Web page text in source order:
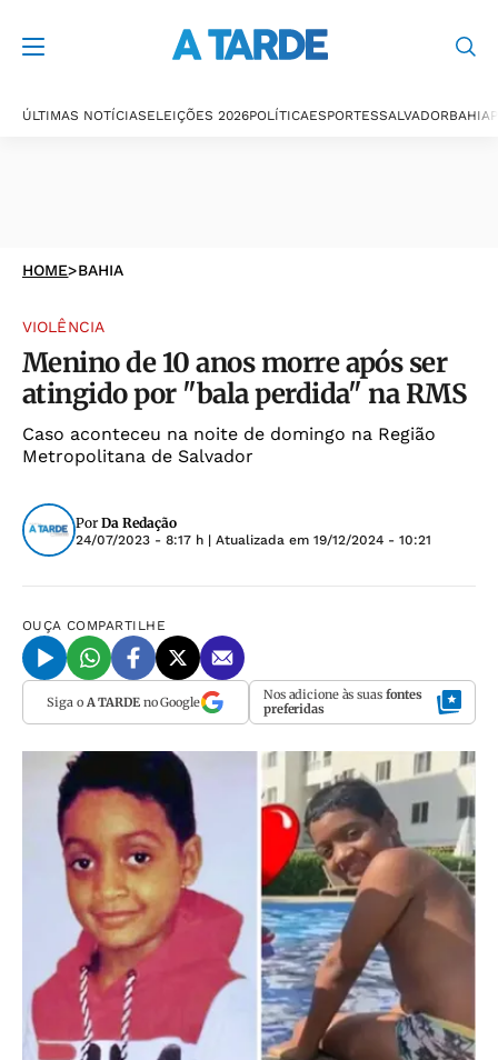
ÚLTIMAS NOTÍCIASELEIÇÕES 2026POLÍTICAESPORTESSALVADORBAHIA
HOME>BAHIA
VIOLÊNCIA
Menino de 10 anos morre após ser
atingido por "bala perdida" na RMS
Caso aconteceu na noite de domingo na Região
Metropolitana de Salvador
Por Da Redação
24/07/2023 - 8:17 h | Atualizada em 19/12/2024 - 10:21
OUÇA COMPARTILHE
Siga o A TARDEno Google Nos adicione às suas fontes
preferidas